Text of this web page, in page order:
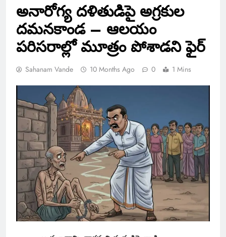
అనారోగ్య దళితుడిపై అగ్రకుల
దమనకాండ – ఆలయం
పరిసరాల్లో మూత్రం పోశాడని ఫైర్
Sahanam Vande 10 Months Ago 0 1 Mins